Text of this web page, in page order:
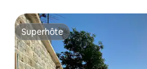
Superhôte
Superhôte